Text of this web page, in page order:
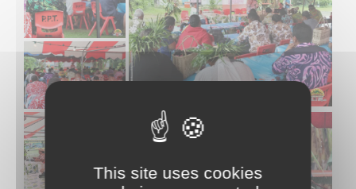
This site uses cookies